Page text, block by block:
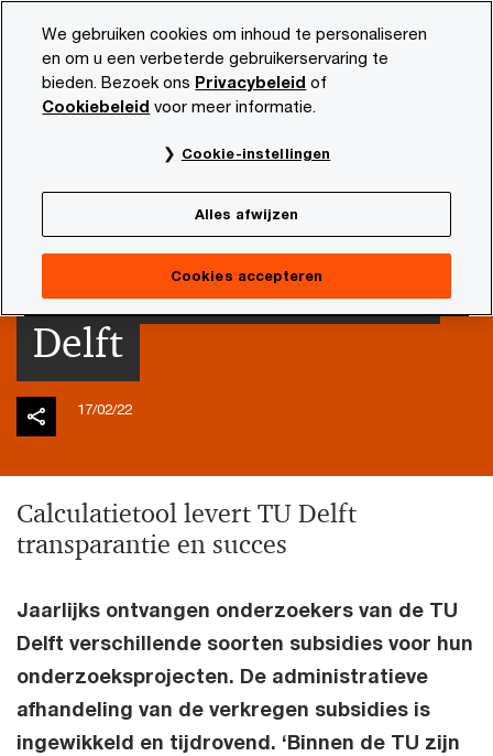
content
footer
PwC NL Actueel en publicaties Thema's
Complexiteit van
subsidieregelingen
onder controle bij TU
Delft
17/02/22
Calculatietool levert TU Delft
transparantie en succes
Jaarlijks ontvangen onderzoekers van de TU
Delft verschillende soorten subsidies voor hun
onderzoeksprojecten. De administratieve
afhandeling van de verkregen subsidies is
ingewikkeld en tijdrovend. ‘Binnen de TU zijn
We gebruiken cookies om inhoud te personaliseren
en om u een verbeterde gebruikerservaring te
bieden. Bezoek ons Privacybeleid of
Cookiebeleid voor meer informatie.
Cookie-instellingen
Alles afwijzen
Cookies accepteren